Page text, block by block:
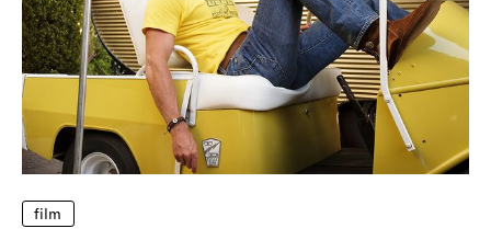
film